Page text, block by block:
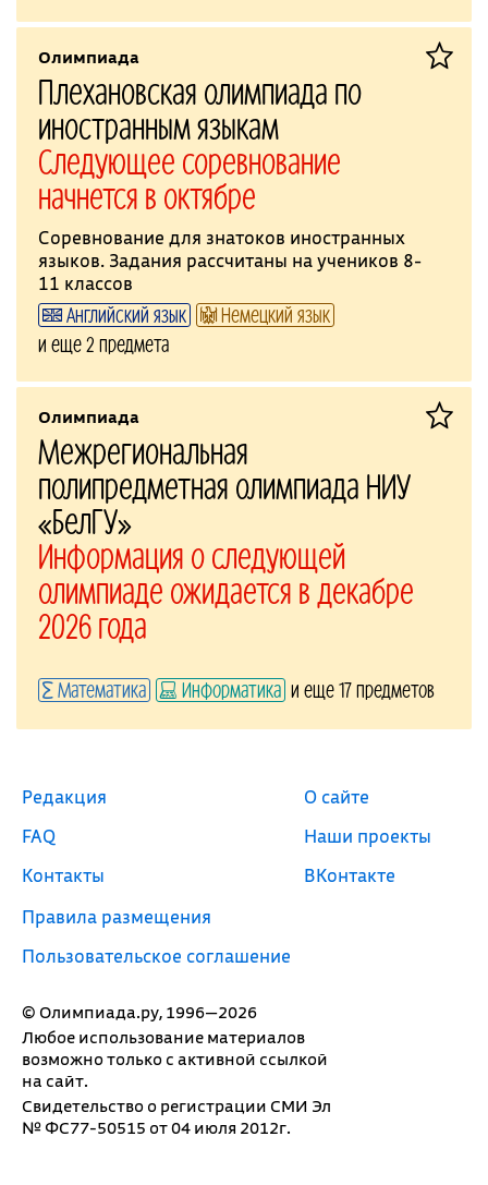
Олимпиада
Плехановская олимпиада по
иностранным языкам
Следующее соревнование
начнется в октябре
Соревнование для знатоков иностранных
языков. Задания рассчитаны на учеников 8-
11 классов
Английский язык
Немецкий язык
и еще 2 предмета
Олимпиада
Межрегиональная
полипредметная олимпиада НИУ
«БелГУ»
Информация о следующей
олимпиаде ожидается в декабре
2026 года
Математика Информатика и еще 17 предметов
© Олимпиада.ру, 1996—2026
Любое использование материалов
возможно только с активной ссылкой
на сайт.
Свидетельство о регистрации СМИ Эл
№ ФС77-50515 от 04 июля 2012г.
Редакция
FAQ
Контакты
Правила размещения
Пользовательское соглашение
О сайте
Наши проекты
ВКонтакте